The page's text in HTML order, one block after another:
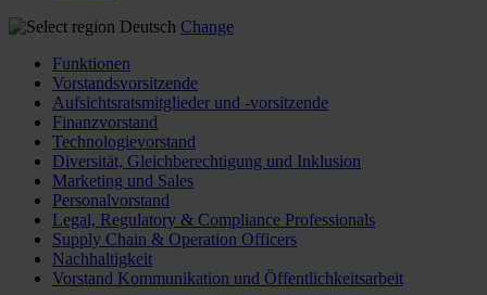
Deutsch Change
Funktionen
Vorstandsvorsitzende
Aufsichtsratsmitglieder und -vorsitzende
Finanzvorstand
Technologievorstand
Diversität, Gleichberechtigung und Inklusion
Marketing und Sales
Personalvorstand
Legal, Regulatory & Compliance Professionals
Supply Chain & Operation Officers
Nachhaltigkeit
Vorstand Kommunikation und Öffentlichkeitsarbeit